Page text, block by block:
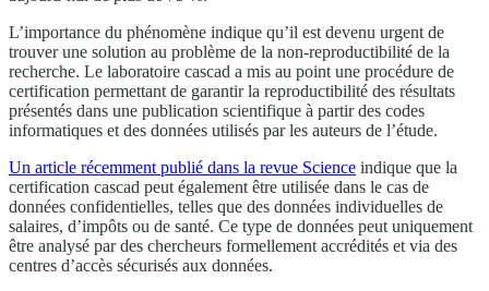
L’importance du phénomène indique qu’il est devenu urgent de
trouver une solution au problème de la non-reproductibilité de la
recherche. Le laboratoire cascad a mis au point une procédure de
certification permettant de garantir la reproductibilité des résultats
présentés dans une publication scientifique à partir des codes
informatiques et des données utilisés par les auteurs de l’étude.
Un article récemment publié dans la revue Science indique que la
certification cascad peut également être utilisée dans le cas de
données confidentielles, telles que des données individuelles de
salaires, d’impôts ou de santé. Ce type de données peut uniquement
être analysé par des chercheurs formellement accrédités et via des
centres d’accès sécurisés aux données.